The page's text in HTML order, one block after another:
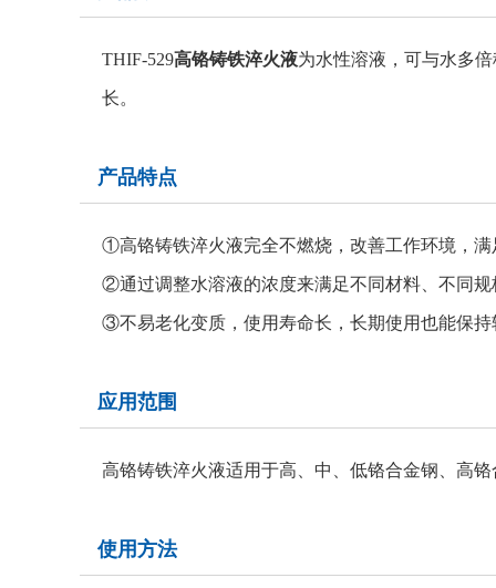
THIF-529高铬铸铁淬火液为水性溶液，可与水多
长。
产品特点
①高铬铸铁淬火液完全不燃烧，改善工作环境，满
②通过调整水溶液的浓度来满足不同材料、不同
③不易老化变质，使用寿命长，长期使用也能保持
应用范围
高铬铸铁淬火液适用于高、中、低铬合金钢、高
使用方法